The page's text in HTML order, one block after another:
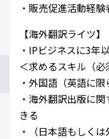
・販売促進活動経験
【海外翻訳ライツ】
・IPビジネスに3年
＜求めるスキル（必
・外国語（英語に
・海外翻訳出版に
きる
・（日本語もしく